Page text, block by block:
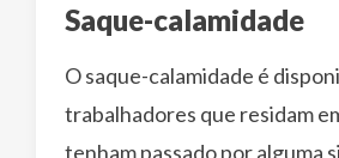
Saque-calamidade
O saque-calamidade é
trabalhadores que residam
tenham passado por alguma